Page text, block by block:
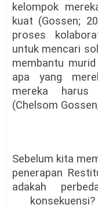
kelompok
kuat (Gossen;
proses
untuk mencari
membantu
apa yang
mereka harus
(Chelsom
Sebelum kita
penerapan
adakah